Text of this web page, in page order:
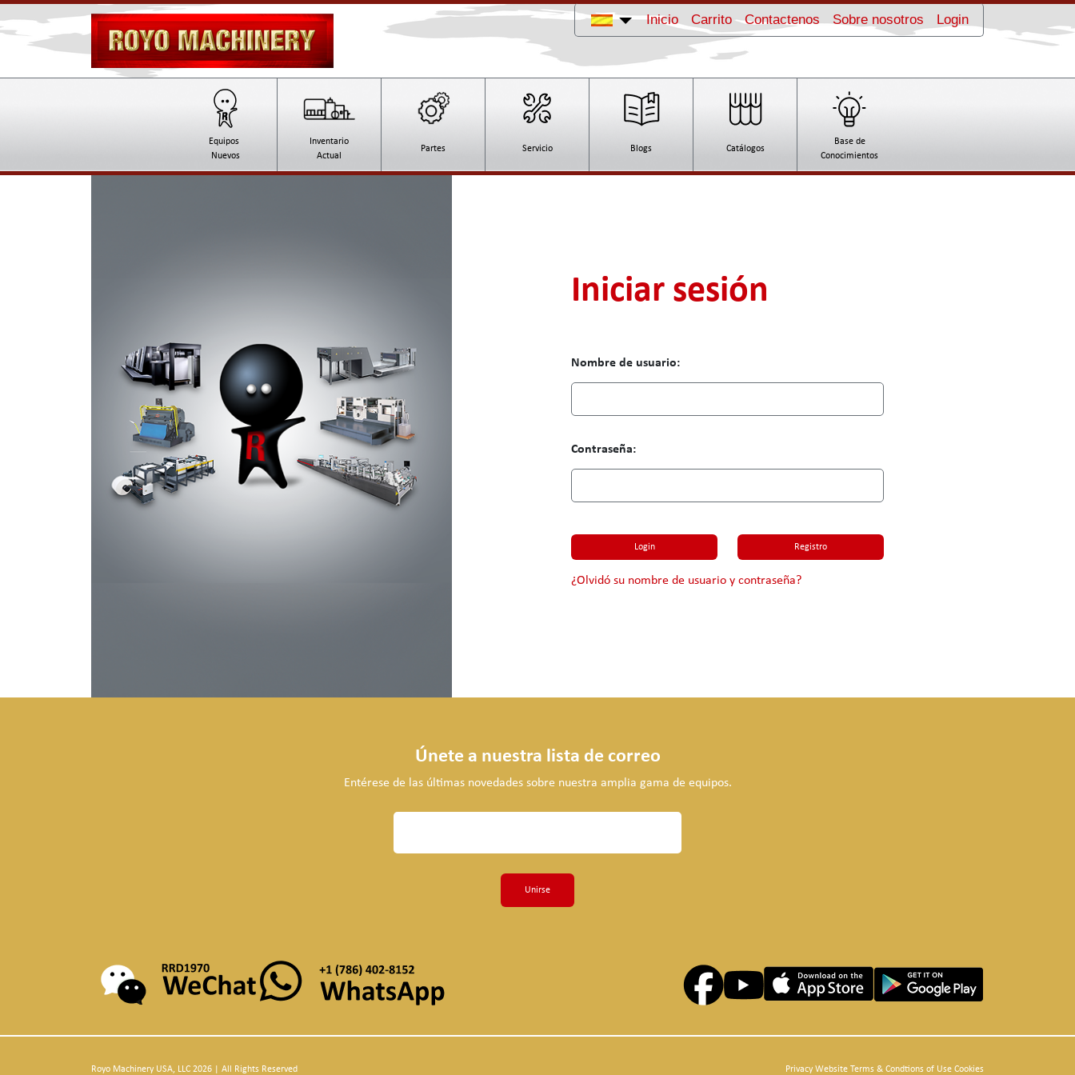
Inicio Carrito Contactenos Sobre nosotros Login
Equipos
Nuevos
Inventario
Actual
Partes Servicio Blogs Catálogos
Base de
Conocimientos
Iniciar sesión
Nombre de usuario:
Contraseña:
Login Registro
¿Olvidó su nombre de usuario y contraseña?
Únete a nuestra lista de correo
Entérese de las últimas novedades sobre nuestra amplia gama de equipos.
Unirse
Royo Machinery USA, LLC 2026 | All Rights Reserved Privacy Website Terms & Condtions of Use Cookies